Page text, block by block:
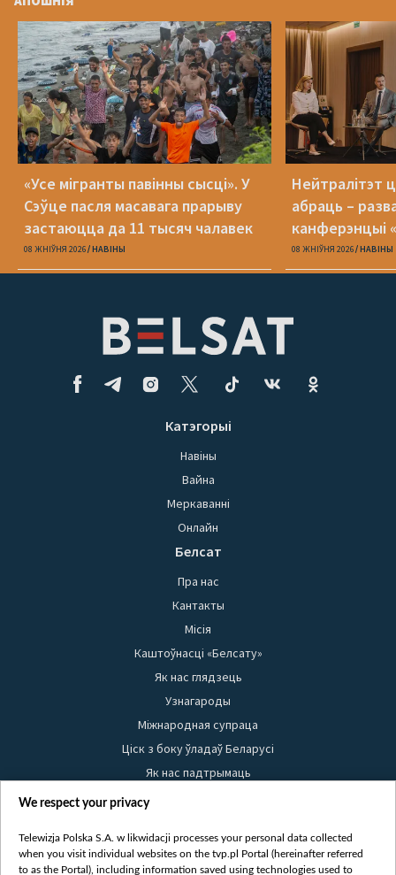
«Усе мігранты павінны сысці». У
Сэўце пасля масавага прарыву
застаюцца да 11 тысяч чалавек
08 ЖНІЎНЯ 2026 НАВІНЫ
Нейтралітэт
абраць –
канферэнцыі
08 ЖНІЎНЯ 2026 НАВІНЫ
Катэгорыі
Навіны
Вайна
Меркаванні
Онлайн
Белсат
Пра нас
Кантакты
Місія
Каштоўнасці «Белсату»
Як нас глядзець
Узнагароды
Міжнародная супраца
Ціск з боку ўладаў Беларусі
Як нас падтрымаць
Правілы выкарыстання матэрыялаў
Бяспека
Youtube
We respect your privacy
Telewizja Polska S.A. w likwidacji processes your personal data collected
when you visit individual websites on the tvp.pl Portal (hereinafter referred
to as the Portal), including information saved using technologies used to